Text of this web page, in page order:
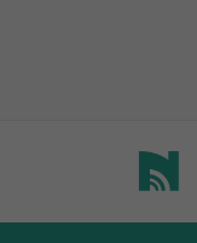
contenuto